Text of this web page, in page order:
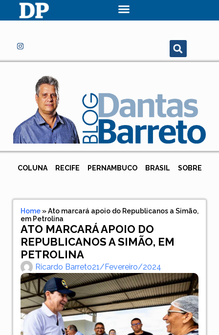
COLUNA RECIFE PERNAMBUCO BRASIL SOBRE
Home»Ato marcará apoio do Republicanos a Simão,
em Petrolina
ATO MARCARÁ APOIO DO
REPUBLICANOS A SIMÃO, EM
PETROLINA
Ricardo Barreto21/fevereiro/2024